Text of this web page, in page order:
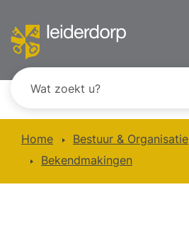
Home Bestuur & Organisatie
Bekendmakingen